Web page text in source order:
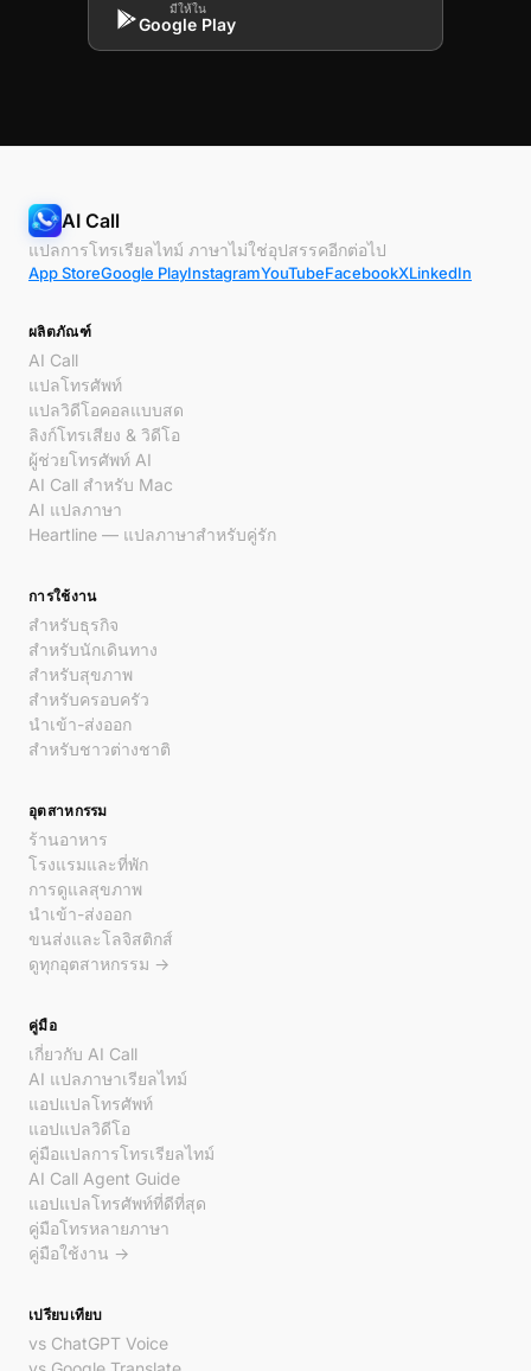
มีให้ใน
Google Play
AI Call
แปลการโทรเรียลไทม์ ภาษาไม่ใช่อุปสรรคอีกต่อไป
App StoreGoogle PlayInstagramYouTubeFacebookXLinkedIn
ผลิตภัณฑ์
AI Call
แปลโทรศัพท์
แปลวิดีโอคอลแบบสด
ลิงก์โทรเสียง & วิดีโอ
ผู้ช่วยโทรศัพท์ AI
AI Call สำหรับ Mac
AI แปลภาษา
Heartline — แปลภาษาสำหรับคู่รัก
การใช้งาน
สำหรับธุรกิจ
สำหรับนักเดินทาง
สำหรับสุขภาพ
สำหรับครอบครัว
นำเข้า-ส่งออก
สำหรับชาวต่างชาติ
อุตสาหกรรม
ร้านอาหาร
โรงแรมและที่พัก
การดูแลสุขภาพ
นำเข้า-ส่งออก
ขนส่งและโลจิสติกส์
ดูทุกอุตสาหกรรม →
คู่มือ
เกี่ยวกับ AI Call
AI แปลภาษาเรียลไทม์
แอปแปลโทรศัพท์
แอปแปลวิดีโอ
คู่มือแปลการโทรเรียลไทม์
AI Call Agent Guide
แอปแปลโทรศัพท์ที่ดีที่สุด
คู่มือโทรหลายภาษา
คู่มือใช้งาน →
เปรียบเทียบ
vs ChatGPT Voice